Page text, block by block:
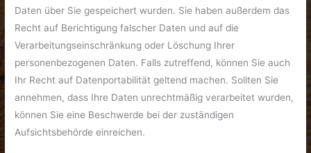
Daten über Sie gespeichert wurden. Sie haben außerdem das
Recht auf Berichtigung falscher Daten und auf die
Verarbeitungseinschränkung oder Löschung Ihrer
personenbezogenen Daten. Falls zutreffend, können Sie auch
Ihr Recht auf Datenportabilität geltend machen. Sollten Sie
annehmen, dass Ihre Daten unrechtmäßig verarbeitet wurden,
können Sie eine Beschwerde bei der zuständigen
Aufsichtsbehörde einreichen.